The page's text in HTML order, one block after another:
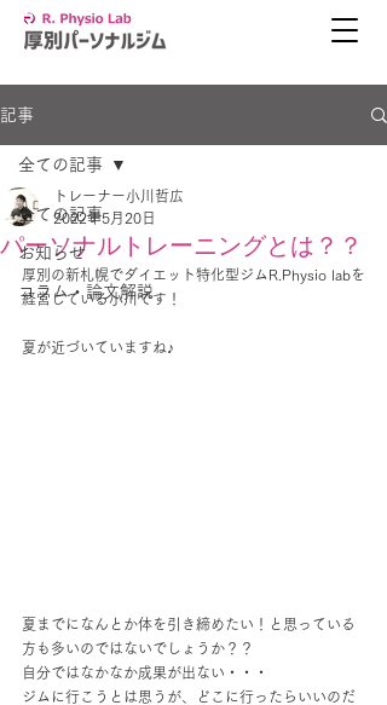
記事
全ての記事
お知らせ
コラム・論文解説
全ての記事
パーソナルトレーニングとは？？
トレーナー小川哲広
2022年5月20日
厚別の新札幌でダイエット特化型ジムR.Physio labを
経営している小川です！
夏が近づいていますね♪
夏までになんとか体を引き締めたい！と思っている
方も多いのではないでしょうか？？
自分ではなかなか成果が出ない・・・
ジムに行こうとは思うが、どこに行ったらいいのだ